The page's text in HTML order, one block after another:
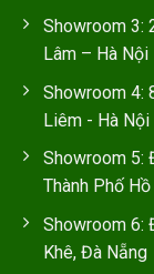
Showroom 3:
Lâm – Hà Nội
Showroom 4:
Liêm - Hà Nội
Showroom 5:
Thành Phố
Showroom 6:
Khê, Đà Nẵng